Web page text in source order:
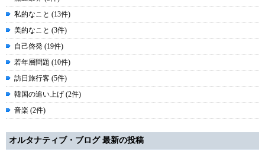
私的なこと (13件)
美的なこと (3件)
自己啓発 (19件)
若年層問題 (10件)
訪日旅行客 (5件)
韓国の追い上げ (2件)
音楽 (2件)
オルタナティブ・ブログ 最新の投稿